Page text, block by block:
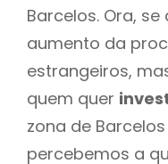
Barcelos. Ora,
aumento da
estrangeiros,
quem quer
zona de
percebemos a